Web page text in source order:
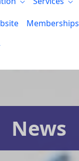
Memberships
News